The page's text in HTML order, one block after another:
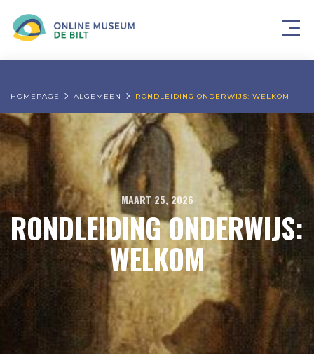
HOMEPAGE ALGEMEEN RONDLEIDING ONDERWIJS: WELKOM
MAART 25, 2026
RONDLEIDING ONDERWIJS:
WELKOM